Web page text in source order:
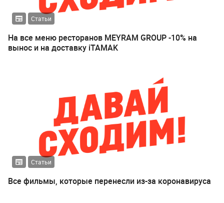
Статьи
На все меню ресторанов MEYRAM GROUP -10% на
вынос и на доставку iTAMAK
Статьи
Все фильмы, которые перенесли из-за коронавируса